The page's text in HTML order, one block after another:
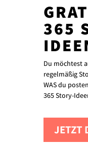
365
Du möchtest
regelmäßig
WAS du
365 Story-
JETZT